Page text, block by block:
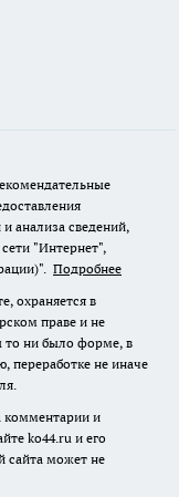
анализа сведений,
"Интернет",
Подробнее
охраняется в
праве и не
то ни было форме, в
переработке не иначе
комментарии и
ko44.ru и его
сайта может не